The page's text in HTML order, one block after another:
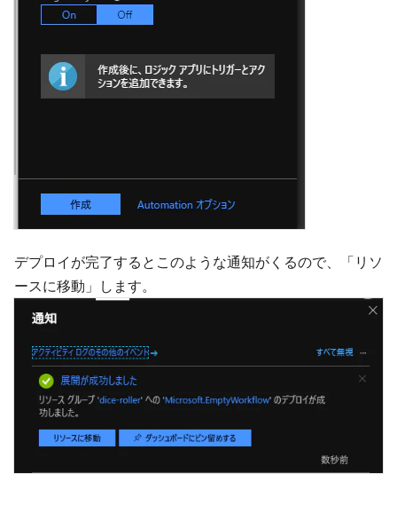
デプロイが完了するとこのような通知がくるので、「リソ
ースに移動」します。